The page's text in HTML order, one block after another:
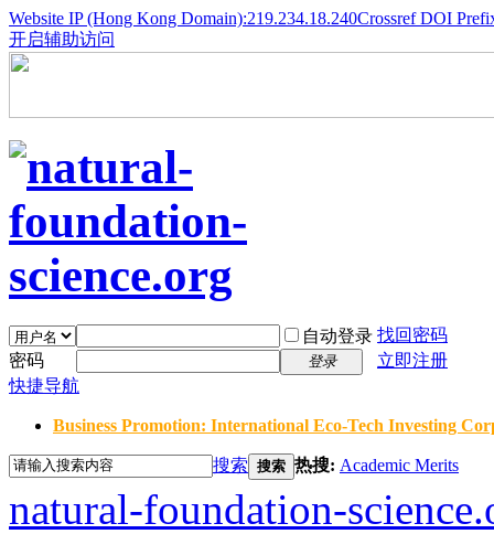
Website IP (Hong Kong Domain):219.234.18.240Crossref DOI
开启辅助访问
自动登录 找回密码
密码
登录
立即注册
快捷导航
Business Promotion: International Eco-Tech Investing
搜索 搜索 热搜: Academic Merits
natural-foundation-